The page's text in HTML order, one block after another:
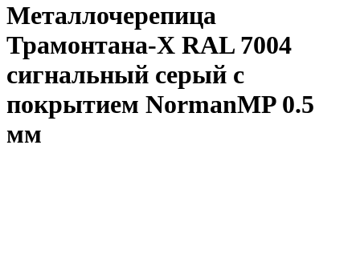
Металлочерепица
Трамонтана-X RAL 7004
сигнальный серый с
покрытием NormanMP 0.5
мм